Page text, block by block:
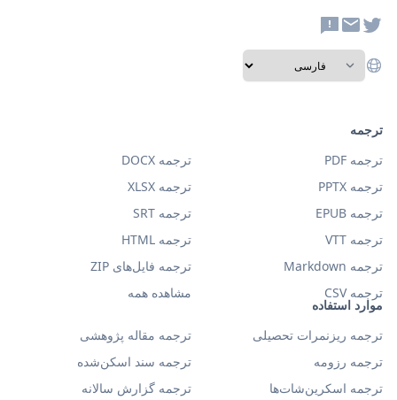
موارد استفاده
ترجمه ریزنمرات تحصیلی
ترجمه مقاله پژوهشی
ترجمه رزومه
ترجمه سند اسکن‌شده
ترجمه اسکرین‌شات‌ها
ترجمه گزارش سالانه
ترجمه
ترجمه PDF
ترجمه DOCX
ترجمه PPTX
ترجمه XLSX
ترجمه EPUB
ترجمه SRT
ترجمه VTT
ترجمه HTML
ترجمه Markdown
ترجمه فایل‌های ZIP
ترجمه CSV
مشاهده همه